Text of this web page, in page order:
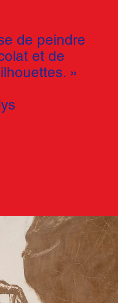
de peindre
et de
»